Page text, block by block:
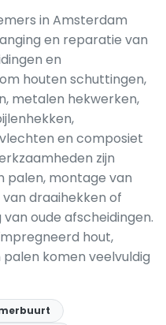
in Amsterdam
en reparatie van
en
houten schuttingen,
metalen hekwerken,
en composiet
zijn
palen, montage van
draaihekken of
oude afscheidingen.
hout,
komen veelvuldig